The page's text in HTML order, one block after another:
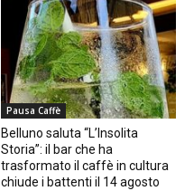
Pausa Caffè
Belluno saluta “L’Insolita
Storia”: il bar che ha
trasformato il caffè in cultura
chiude i battenti il 14 agosto